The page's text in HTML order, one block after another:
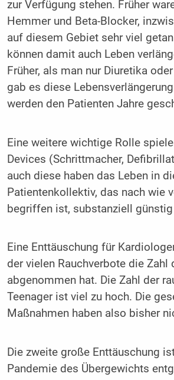
zur Verfügung stehen. Früher
Hemmer und Beta-Blocker,
auf diesem Gebiet sehr viel
können damit auch Leben
Früher, als man nur Diuretika
gab es diese
werden den Patienten Jahre
Eine weitere wichtige Rolle
Devices (Schrittmacher,
auch diese haben das Leben in
Patientenkollektiv, das nach wie
begriffen ist, substanziell
Eine Enttäuschung für
der vielen Rauchverbote die Zahl
abgenommen hat. Die Zahl der
Teenager ist viel zu hoch. Die
Maßnahmen haben also bisher
Die zweite große Enttäuschung
Pandemie des Übergewichts